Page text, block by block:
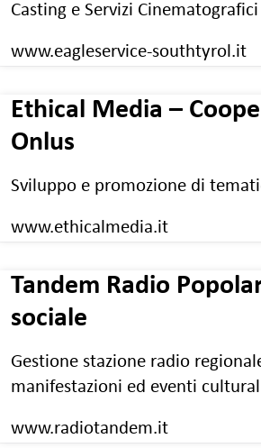
Casting e Servizi Cinematografici
www.eagleservice-southtyrol.it
Ethical Media –
Onlus
Sviluppo e promozione di
www.ethicalmedia.it
Tandem Radio
sociale
Gestione stazione radio
manifestazioni ed eventi
www.radiotandem.it